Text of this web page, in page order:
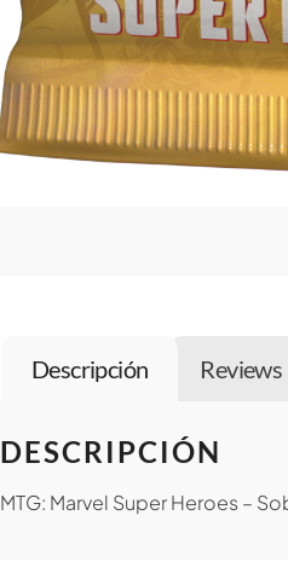
Descripción Reviews
DESCRIPCIÓN
MTG: Marvel Super Heroes –